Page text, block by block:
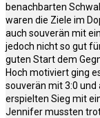
benachbarten
waren die Ziele im
auch souverän mit
jedoch nicht so gut
guten Start dem
Hoch motiviert ging
souverän mit 3:0 und
erspielten Sieg mit
Jennifer mussten